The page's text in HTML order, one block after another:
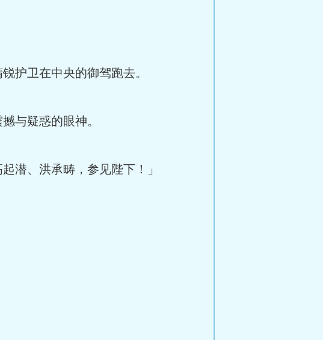
护卫在中央的御驾跑去。
与疑惑的眼神。
潜、洪承畴，参见陛下！」